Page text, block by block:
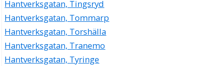
Hantverksgatan, Tingsryd
Hantverksgatan, Tommarp
Hantverksgatan, Torshälla
Hantverksgatan, Tranemo
Hantverksgatan, Tyringe